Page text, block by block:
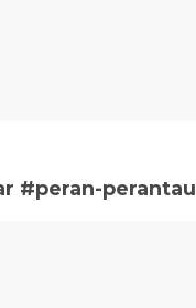
#peran-perantau